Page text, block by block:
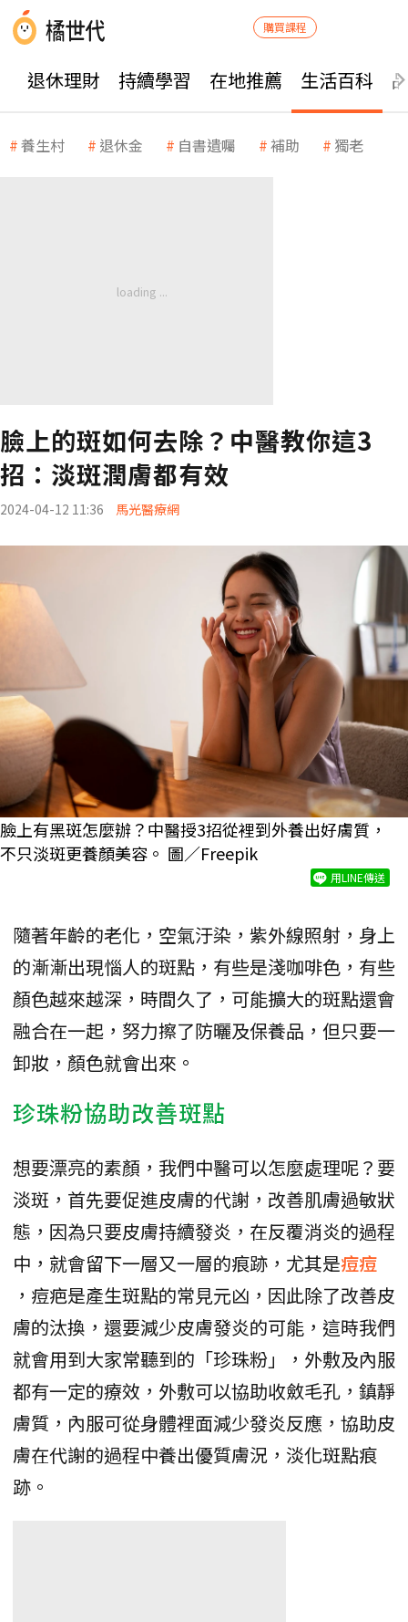
購買課程
退休理財 持續學習 在地推薦 生活百科
養生村 退休金 自書遺囑 補助 獨老
臉上的斑如何去除？中醫教你這3
招：淡斑潤膚都有效
2024-04-12 11:36 馬光醫療網
臉上有黑斑怎麼辦？中醫授3招從裡到外養出好膚質，
不只淡斑更養顏美容。 圖／Freepik
用LINE傳送
隨著年齡的老化，空氣汙染，紫外線照射，身上
的漸漸出現惱人的斑點，有些是淺咖啡色，有些
顏色越來越深，時間久了，可能擴大的斑點還會
融合在一起，努力擦了防曬及保養品，但只要一
卸妝，顏色就會出來。
珍珠粉協助改善斑點
想要漂亮的素顏，我們中醫可以怎麼處理呢？要
淡斑，首先要促進皮膚的代謝，改善肌膚過敏狀
態，因為只要皮膚持續發炎，在反覆消炎的過程
中，就會留下一層又一層的痕跡，尤其是痘痘
，痘疤是產生斑點的常見元凶，因此除了改善皮
膚的汰換，還要減少皮膚發炎的可能，這時我們
就會用到大家常聽到的「珍珠粉」，外敷及內服
都有一定的療效，外敷可以協助收斂毛孔，鎮靜
膚質，內服可從身體裡面減少發炎反應，協助皮
膚在代謝的過程中養出優質膚況，淡化斑點痕
跡。